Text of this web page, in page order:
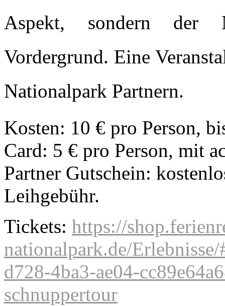
Aspekt, sondern der
Vordergrund. Eine
Nationalpark Partnern.
Kosten: 10 € pro Person,
Card: 5 € pro Person, mit
Partner Gutschein:
Leihgebühr.
Tickets: https://
nationalpark.de/
d728-4ba3-ae04-
schnuppertour